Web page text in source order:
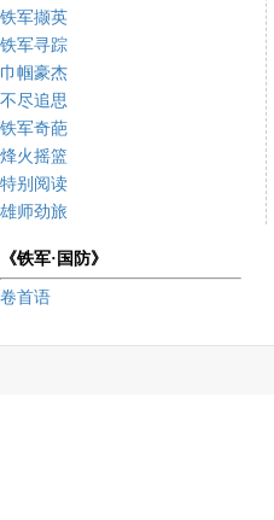
铁军撷英
铁军寻踪
巾帼豪杰
不尽追思
铁军奇葩
烽火摇篮
特别阅读
雄师劲旅
《铁军·国防》
卷首语